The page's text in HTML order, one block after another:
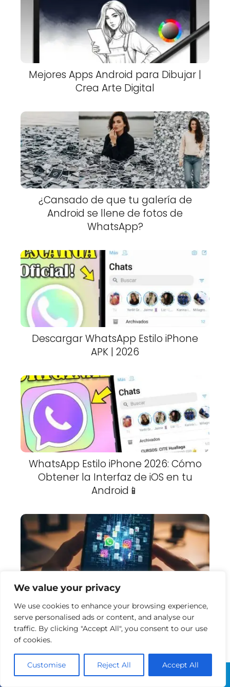
We value your privacy
We use cookies to enhance your browsing experience,
serve personalised ads or content, and analyse our
traffic. By clicking "Accept All", you consent to our use
of cookies.
Customise Reject All Accept All
Mejores Apps Android para Dibujar |
Crea Arte Digital
¿Cansado de que tu galería de
Android se llene de fotos de
WhatsApp?
Descargar WhatsApp Estilo iPhone
APK | 2026
WhatsApp Estilo iPhone 2026: Cómo
Obtener la Interfaz de iOS en tu
Android📱
Cómo recuperar mensajes
eliminados de WhatsApp,
instagram, facebook sin copia de